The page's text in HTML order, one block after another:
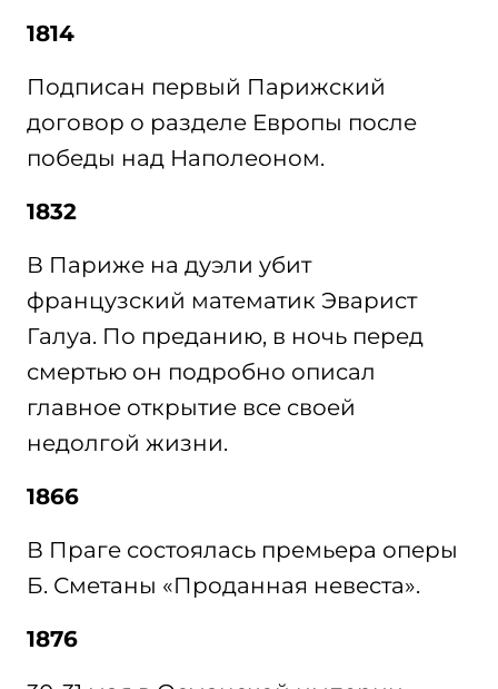
1814
Подписан первый Парижский
договор о разделе Европы после
победы над Наполеоном.
1832
В Париже на дуэли убит
французский математик Эварист
Галуа. По преданию, в ночь перед
смертью он подробно описал
главное открытие все своей
недолгой жизни.
1866
В Праге состоялась премьера оперы
Б. Сметаны «Проданная невеста».
1876